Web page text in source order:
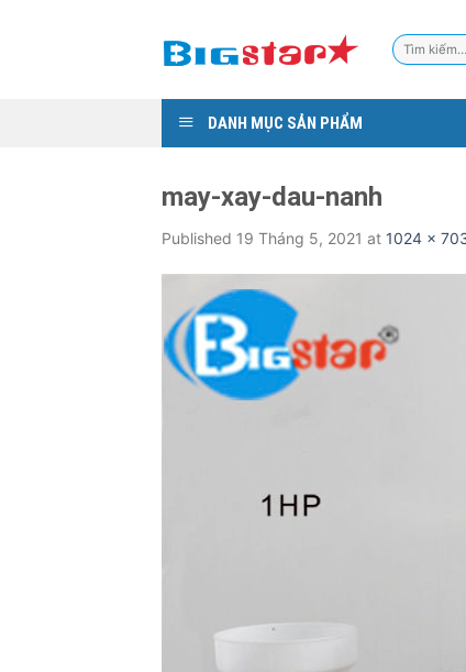
Tìm
kiếm:
DANH MỤC SẢN PHẨM
may-xay-dau-nanh
Published 19 Tháng 5, 2021 at 1024 ×